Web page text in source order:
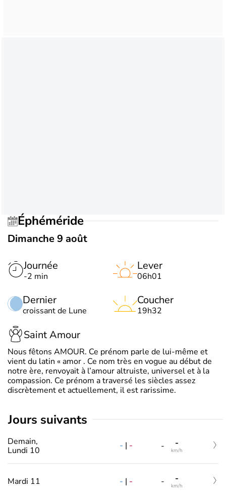
Éphéméride
Dimanche 9 août
Journée
-2 min
Dernier
croissant de Lune
Lever
06h01
Coucher
19h32
Saint Amour
Nous fêtons AMOUR. Ce prénom parle de lui-même et
vient du latin « amor . Ce nom très en vogue au début de
notre ère, renvoyait à l’amour altruiste, universel et à la
compassion. Ce prénom a traversé les siècles assez
discrètement et actuellement, il est rarissime.
jours suivants
Demain,
Lundi 10
- | - - -
km/h
Mardi 11 - | - - -
km/h